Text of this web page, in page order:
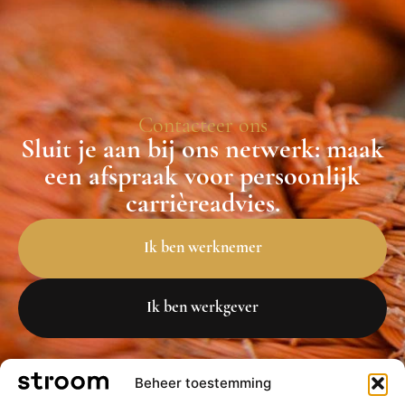
Beheer toestemming
Contacteer ons
Sluit je aan bij ons netwerk: maak
een afspraak voor persoonlijk
carrièreadvies.
Ik ben werknemer
Ik ben werkgever